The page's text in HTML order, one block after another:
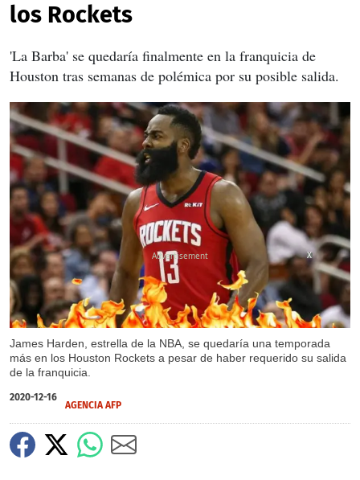
los Rockets
'La Barba' se quedaría finalmente en la franquicia de
Houston tras semanas de polémica por su posible salida.
James Harden, estrella de la NBA, se quedaría una temporada
más en los Houston Rockets a pesar de haber requerido su salida
de la franquicia.
X
2020-12-16
AGENCIA AFP